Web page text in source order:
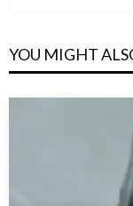
YOU MIGHT